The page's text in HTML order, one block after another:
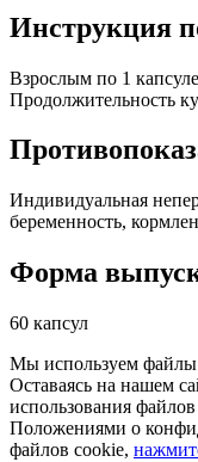
Инструкция
Взрослым по 1
Продолжительность
Индивидуальная
беременность,
Форма
60 капсул
Мы используем файлы
Оставаясь на нашем
использования
Положениями о
файлов cookie,